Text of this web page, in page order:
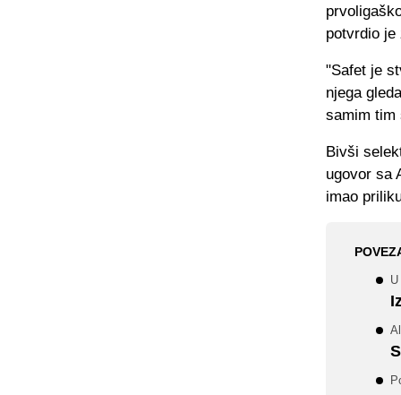
potvrdio
"Safet je
njega
samim tim
Bivši
ugovor sa
imao